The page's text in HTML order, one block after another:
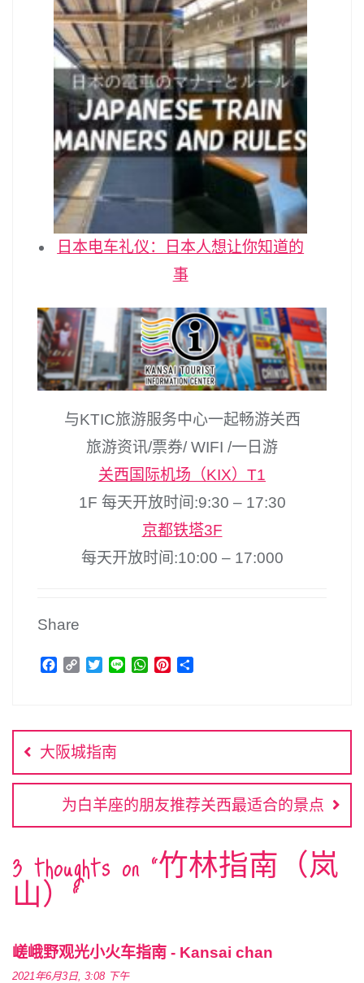
日本电车礼仪：日本人想让你知道的
事
与KTIC旅游服务中心一起畅游关西
旅游资讯/票券/ WIFI /一日游
关西国际机场（KIX）T1
1F 每天开放时间:9:30 – 17:30
京都铁塔3F
每天开放时间:10:00 – 17:000
Share
b
o
o
k
C
L
i
n
k
t
e
r
W
s
p
e
s
t
文
章
导
大阪城指南
为白羊座的朋友推荐关西最适合的景点
3 thoughts on “竹林指南（岚
山） ”
嵯峨野观光小火车指南 - Kansai chan
2021年6月3日, 3:08 下午